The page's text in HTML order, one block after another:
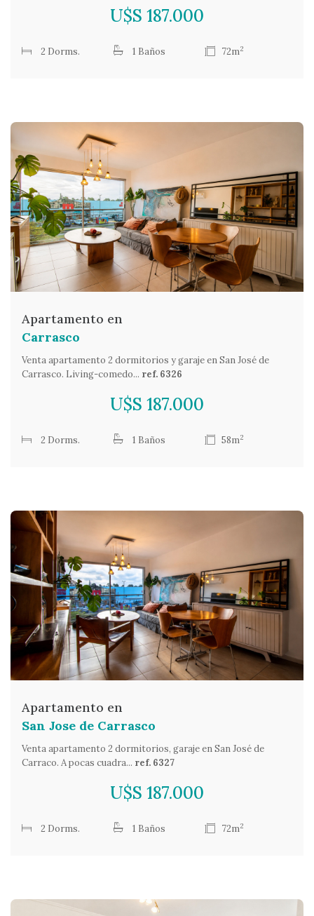
U$S 187.000
2 Dorms. 1 Baños 72m2
Apartamento en
Carrasco
Venta apartamento 2 dormitorios y garaje en San José de
Carrasco. Living-comedo... ref. 6326
U$S 187.000
2 Dorms. 1 Baños 58m2
Apartamento en
San Jose de Carrasco
Venta apartamento 2 dormitorios, garaje en San José de
Carraco. A pocas cuadra... ref. 6327
U$S 187.000
2 Dorms. 1 Baños 72m2